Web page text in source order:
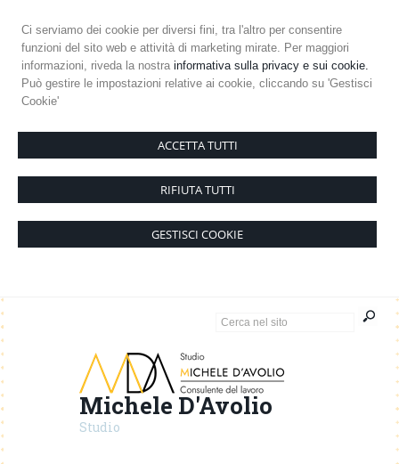
Ci serviamo dei cookie per diversi fini, tra l'altro per consentire
funzioni del sito web e attività di marketing mirate. Per maggiori
informazioni, riveda la nostrainformativa sulla privacy e sui cookie.
Può gestire le impostazioni relative ai cookie, cliccando su 'Gestisci
Cookie'
ACCETTA TUTTI
RIFIUTA TUTTI
GESTISCI COOKIE
Michele D'Avolio
Studio